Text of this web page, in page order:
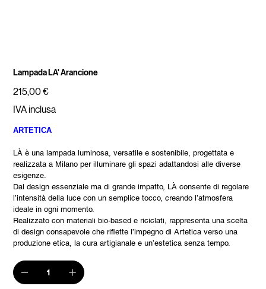
Lampada LA' Arancione
Prezzo
215,00 €
IVA inclusa
ARTETICA
LÀ è una lampada luminosa, versatile e sostenibile, progettata e
realizzata a Milano per illuminare gli spazi adattandosi alle diverse
esigenze.
Dal design essenziale ma di grande impatto, LÀ consente di regolare
l’intensità della luce con un semplice tocco, creando l’atmosfera
ideale in ogni momento.
Realizzato con materiali bio-based e riciclati, rappresenta una scelta
di design consapevole che riflette l’impegno di Artetica verso una
produzione etica, la cura artigianale e un’estetica senza tempo.